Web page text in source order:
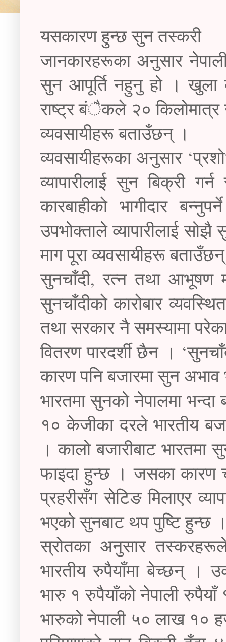
यसकारण हुन्छ सुन तस्करी
जानकारहरूका अनुसार
सुन आपूर्ति नहुनु हो । खुला
राष्ट्र बंैकले २० किलोमात्र
व्यवसायीहरू बताउँछन् ।
व्यवसायीहरूका अनुसार
व्यापारीलाई सुन बिक्री
कारबाहीको भागीदार
उपभोक्ताले व्यापारीलाई
माग पूरा व्यवसायीहरू
सुनचाँदी, रत्न तथा आभूषण
सुनचाँदीको कारोबार
तथा सरकार नै समस्यामा
वितरण पारदर्शी छैन ।
कारण पनि बजारमा सुन
भारतमा सुनको नेपालमा
१० केजीका दरले भारतीय
। कालो बजारीबाट
फाइदा हुन्छ । जसका कारण
प्रहरीसँग सेटिङ मिलाएर
भएको सुनबाट थप पुष्टि हुन्छ
स्रोतका अनुसार
भारतीय रुपैयाँमा बेच्छन् ।
भारु १ रुपैयाँको नेपाली
भारुको नेपाली ५० लाख १०